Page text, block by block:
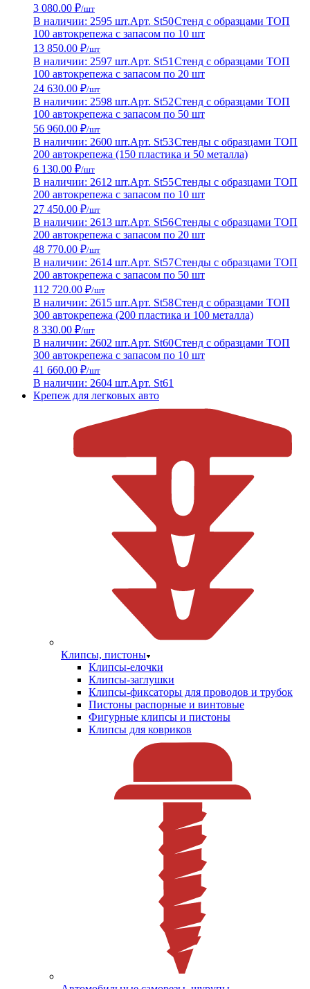
3 080.00 ₽/шт
В наличии: 2595 шт.Арт. St50Стенд с образцами ТОП
100 автокрепежа с запасом по 10 шт
13 850.00 ₽/шт
В наличии: 2597 шт.Арт. St51 Стенд с образцами ТОП
100 автокрепежа с запасом по 20 шт
24 630.00 ₽/шт
В наличии: 2598 шт.Арт. St52Стенд с образцами ТОП
100 автокрепежа с запасом по 50 шт
56 960.00 ₽/шт
В наличии: 2600 шт.Арт. St53Стенды с образцами ТОП
200 автокрепежа (150 пластика и 50 металла)
6 130.00 ₽/шт
В наличии: 2612 шт.Арт. St55Стенды с образцами ТОП
200 автокрепежа с запасом по 10 шт
27 450.00 ₽/шт
В наличии: 2613 шт.Арт. St56Стенды с образцами ТОП
200 автокрепежа с запасом по 20 шт
48 770.00 ₽/шт
В наличии: 2614 шт.Арт. St57Стенды с образцами ТОП
200 автокрепежа с запасом по 50 шт
112 720.00 ₽/шт
В наличии: 2615 шт.Арт. St58Стенд с образцами ТОП
300 автокрепежа (200 пластика и 100 металла)
8 330.00 ₽/шт
В наличии: 2602 шт.Арт. St60Стенд с образцами ТОП
300 автокрепежа с запасом по 10 шт
41 660.00 ₽/шт
В наличии: 2604 шт.Арт. St61
Крепеж для легковых авто
Клипсы, пистоны
Клипсы-елочки
Клипсы-заглушки
Клипсы-фиксаторы для проводов и трубок
Пистоны распорные и винтовые
Фигурные клипсы и пистоны
Клипсы для ковриков